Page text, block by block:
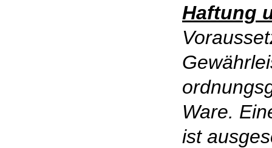
Haftung
Ware.
ist